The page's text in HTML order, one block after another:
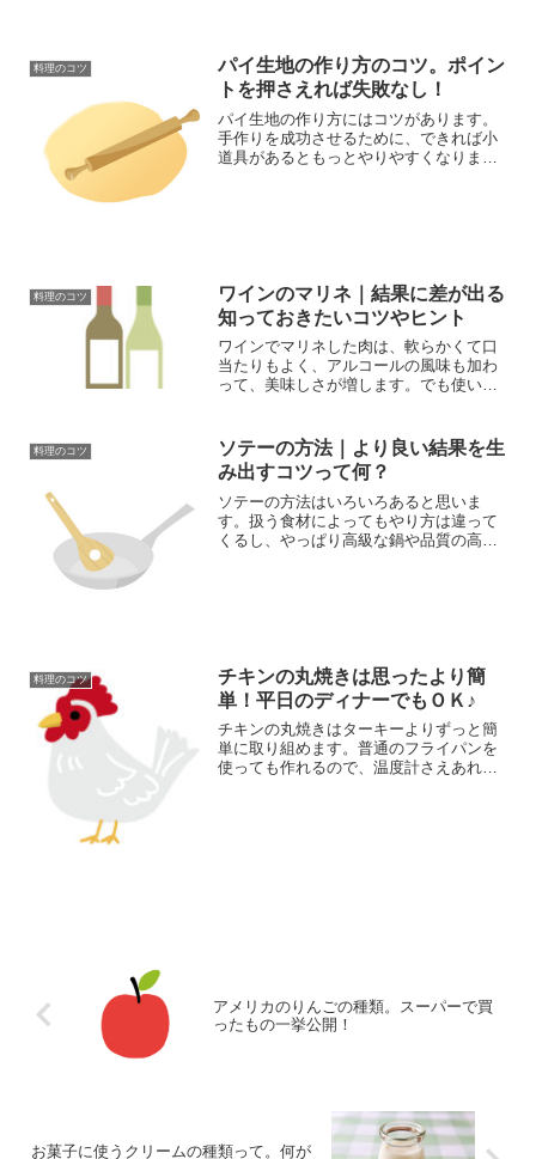
料理のコツ
パイ生地の作り方のコツ。ポイン
トを押さえれば失敗なし！
パイ生地の作り方にはコツがあります。
手作りを成功させるために、できれば小
道具があるともっとやりやすくなります
料理のコツ
ワインのマリネ｜結果に差が出る
知っておきたいコツやヒント
ワインでマリネした肉は、軟らかくて口
当たりもよく、アルコールの風味も加わ
って、美味しさが増します。でも使い方
こでワインのマリネに関する豆知識をま
とめてみました。
料理のコツ
ソテーの方法｜より良い結果を生
み出すコツって何？
ソテーの方法はいろいろあると思いま
す。扱う食材によってもやり方は違って
くるし、やっぱり高級な鍋や品質の高い
料理のコツ
チキンの丸焼きは思ったより簡
単！平日のディナーでもＯＫ♪
チキンの丸焼きはターキーよりずっと簡
単に取り組めます。普通のフライパンを
使っても作れるので、温度計さえあれ
アメリカのりんごの種類。スーパーで買
ったもの一挙公開！
お菓子に使うクリームの種類って。何が